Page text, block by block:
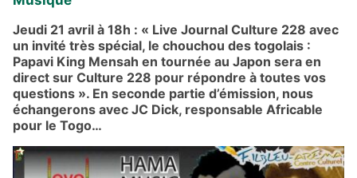
Jeudi 21 avril à 18h : « Live Journal Culture 228 avec
un invité très spécial, le chouchou des togolais :
Papavi King Mensah en tournée au Japon sera en
direct sur Culture 228 pour répondre à toutes vos
questions ». En seconde partie d’émission, nous
échangerons avec JC Dick, responsable Africable
pour le Togo…